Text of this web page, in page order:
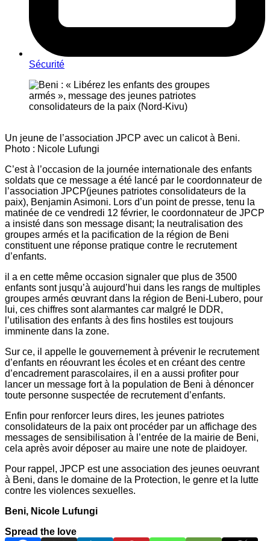
Sécurité
Un jeune de l’association JPCP avec un calicot à Beni.
Photo : Nicole Lufungi
C’est à l’occasion de la journée internationale des enfants
soldats que ce message a été lancé par le coordonnateur de
l’association JPCP(jeunes patriotes consolidateurs de la
paix), Benjamin Asimoni. Lors d’un point de presse, tenu la
matinée de ce vendredi 12 février, le coordonnateur de JPCP
a insisté dans son message disant; la neutralisation des
groupes armés et la pacification de la région de Beni
constituent une réponse pratique contre le recrutement
d’enfants.
il a en cette même occasion signaler que plus de 3500
enfants sont jusqu’à aujourd’hui dans les rangs de multiples
groupes armés œuvrant dans la région de Beni-Lubero, pour
lui, ces chiffres sont alarmantes car malgré le DDR,
l’utilisation des enfants à des fins hostiles est toujours
imminente dans la zone.
Sur ce, il appelle le gouvernement à prévenir le recrutement
d’enfants en réouvrant les écoles et en créant des centre
d’encadrement parascolaires, il en a aussi profiter pour
lancer un message fort à la population de Beni à dénoncer
toute personne suspectée de recrutement d’enfants.
Enfin pour renforcer leurs dires, les jeunes patriotes
consolidateurs de la paix ont procéder par un affichage des
messages de sensibilisation à l’entrée de la mairie de Beni,
cela après avoir déposer au maire une note de plaidoyer.
Pour rappel, JPCP est une association des jeunes oeuvrant
à Beni, dans le domaine de la Protection, le genre et la lutte
contre les violences sexuelles.
Beni, Nicole Lufungi
Spread the love